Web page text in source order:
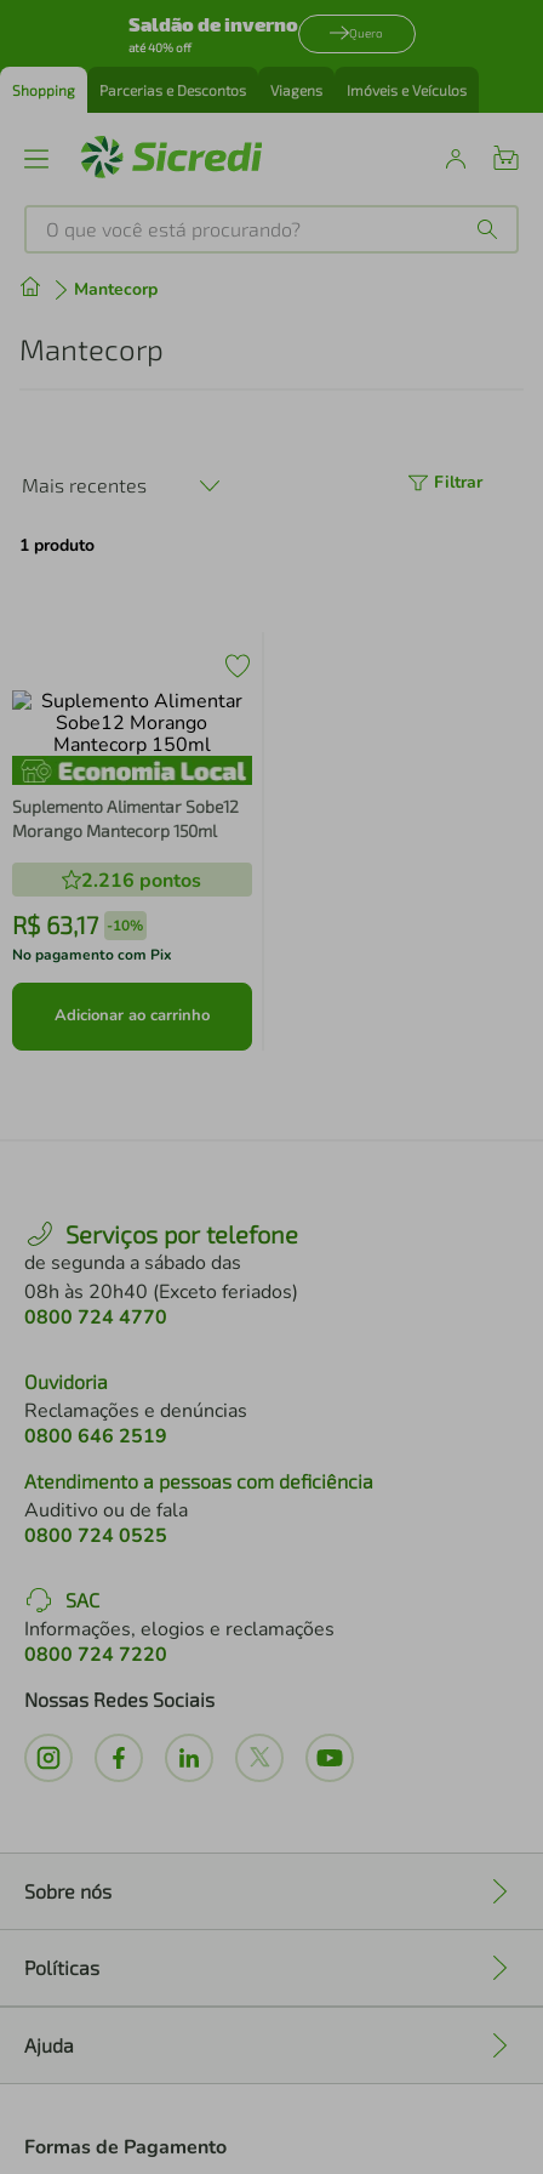
Saldão de inverno
até 40% off
Quero
Shopping Parcerias e Descontos Viagens Imóveis e Veículos
O que você está procurando?
Mantecorp
Mantecorp
Mais recentes Filtrar
1 produto
Suplemento Alimentar Sobe12
Morango Mantecorp 150ml
2.216 pontos
R$ 63,17 -10%
No pagamento com Pix
Adicionar ao carrinho
Serviços por telefone
de segunda a sábado das
08h às 20h40 (Exceto feriados)
0800 724 4770
Ouvidoria
Reclamações e denúncias
0800 646 2519
Atendimento a pessoas com deficiência
Auditivo ou de fala
0800 724 0525
SAC
Informações, elogios e reclamações
0800 724 7220
Nossas Redes Sociais
Sobre nós
Políticas
Ajuda
Formas de Pagamento
Produtos mais buscados
perfume
4º